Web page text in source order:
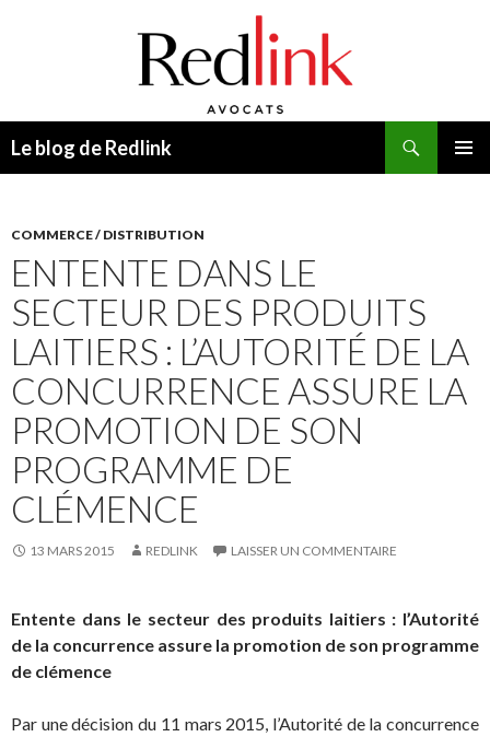
Le blog de Redlink
COMMERCE / DISTRIBUTION
ENTENTE DANS LE
SECTEUR DES PRODUITS
LAITIERS : L’AUTORITÉ DE LA
CONCURRENCE ASSURE LA
PROMOTION DE SON
PROGRAMME DE
CLÉMENCE
13 MARS 2015 REDLINK LAISSER UN COMMENTAIRE
Entente dans le secteur des produits laitiers : l’Autorité
de la concurrence assure la promotion de son programme
de clémence
Par une décision du 11 mars 2015, l’Autorité de la concurrence